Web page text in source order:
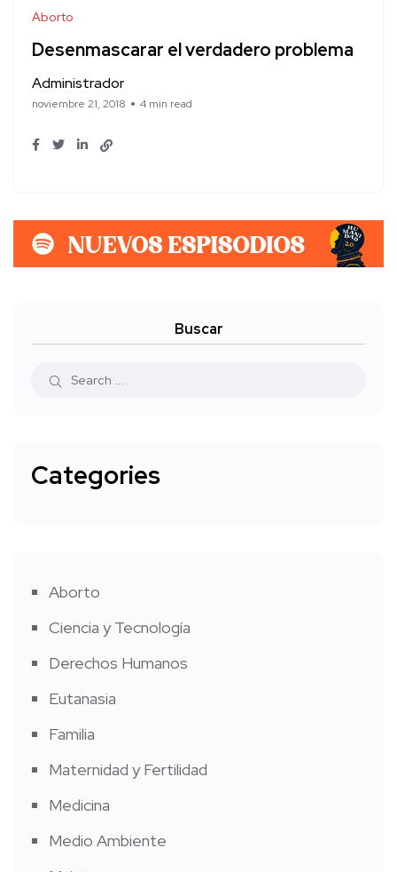
Aborto
Desenmascarar el verdadero problema
Administrador
noviembre 21, 2018 4 min read
Buscar
Categories
Aborto
Ciencia y Tecnología
Derechos Humanos
Eutanasia
Familia
Maternidad y Fertilidad
Medicina
Medio Ambiente